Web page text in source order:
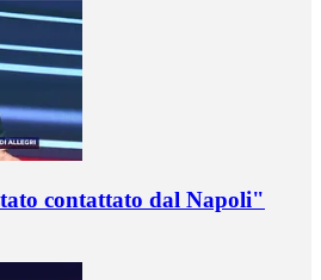
contattato dal Napoli"